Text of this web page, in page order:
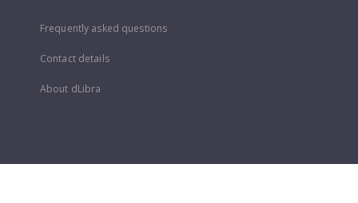
Frequently asked questions
Contact details
About dLibra